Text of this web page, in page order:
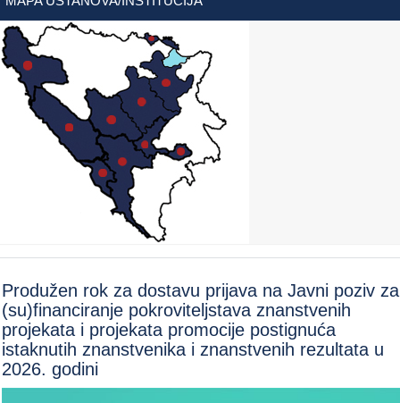
Produžen rok za dostavu prijava na Javni poziv za
(su)financiranje pokroviteljstava znanstvenih
projekata i projekata promocije postignuća
istaknutih znanstvenika i znanstvenih rezultata u
2026. godini